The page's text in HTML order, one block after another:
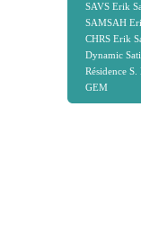
SAVS Erik
SAMSAH
CHRS Erik
Dynamic
Résidence S.
GEM